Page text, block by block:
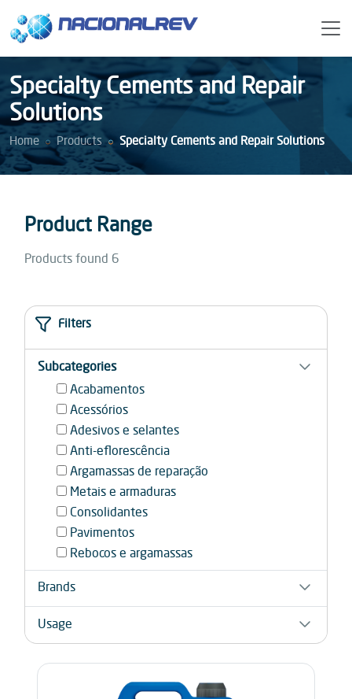
Specialty Cements and Repair
Solutions
Home Products Specialty Cements and Repair Solutions
Product Range
Products found 6
Filters
Subcategories
Acabamentos
Acessórios
Adesivos e selantes
Anti-eflorescência
Argamassas de reparação
Metais e armaduras
Consolidantes
Pavimentos
Rebocos e argamassas
Brands
Azichem
DL Chemicals
Usage
Professional